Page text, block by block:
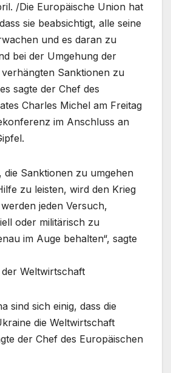
/Die Europäische Union hat
sie beabsichtigt, alle seine
und es daran zu
bei der Umgehung der
verhängten Sanktionen zu
sagte der Chef des
Charles Michel am Freitag
im Anschluss an
die Sanktionen zu umgehen
zu leisten, wird den Krieg
jeden Versuch,
oder militärisch zu
im Auge behalten“, sagte
Weltwirtschaft
sind sich einig, dass die
die Weltwirtschaft
der Chef des Europäischen